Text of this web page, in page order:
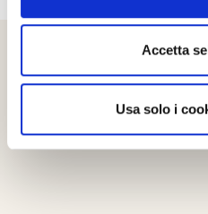
Accetta
Usa solo i